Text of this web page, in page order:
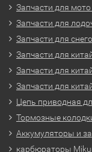
Запчасти для
Запчасти для
Запчасти для
Запчасти для
Запчасти для
Запчасти для
Цепь приводная
Тормозные
Аккумуляторы и
карбюраторы